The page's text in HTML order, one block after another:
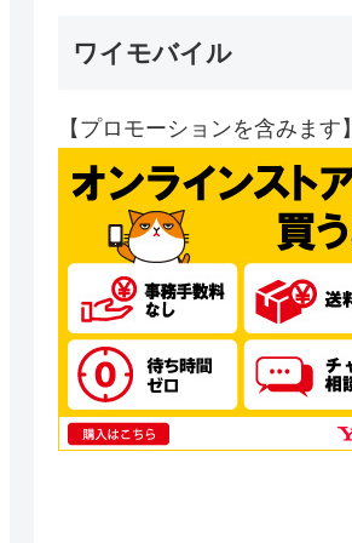
ワイモバイル
【プロモーションを含みます】